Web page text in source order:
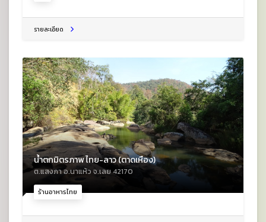
รายละเอียด
ร้านอาหารไทย
น้ำตกมิตรภาพ ไทย-ลาว (ตาดเหือง)
ต.แสงภา อ.นาแห้ว จ.เลย 42170